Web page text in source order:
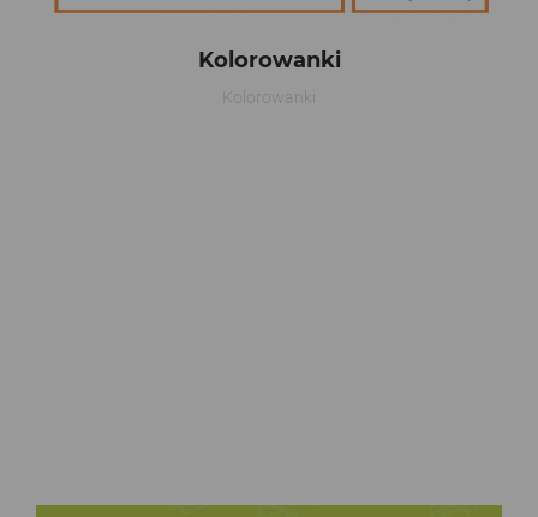
Kolorowanki
Kolorowanki